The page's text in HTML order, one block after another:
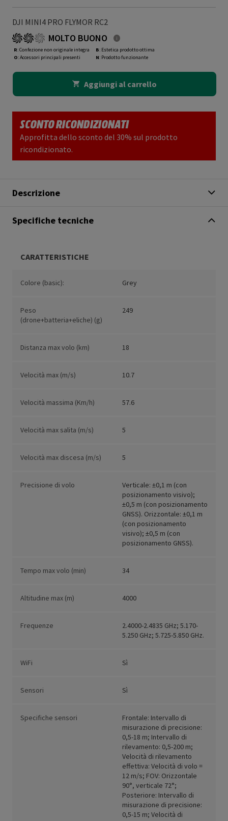
DJI MINI4 PRO FLYMOR RC2
MOLTO BUONO
R: Confezione non originale integra
O: Accessori principali presenti
B: Estetica prodotto ottima
N: Prodotto funzionante
Aggiungi al carrello
SCONTO RICONDIZIONATI
Approfitta dello sconto del 30% sul prodotto
ricondizionato.
Descrizione
Specifiche tecniche
CARATTERISTICHE
Colore (basic): Grey
Peso
(drone+batteria+eliche) (g)
249
Distanza max volo (km) 18
Velocità max (m/s) 10.7
Velocità massima (Km/h) 57.6
Velocità max salita (m/s) 5
Velocità max discesa (m/s) 5
Precisione di volo
Verticale: ±0,1 m (con
posizionamento visivo);
±0,5 m (con posizionamento
GNSS). Orizzontale: ±0,1 m
(con posizionamento
visivo); ±0,5 m (con
posizionamento GNSS).
Tempo max volo (min) 34
Altitudine max (m) 4000
Frequenze
2.4000-2.4835 GHz; 5.170-
5.250 GHz; 5.725-5.850 GHz.
WiFi Sì
Sensori Sì
Specifiche sensori
Frontale: Intervallo di
misurazione di precisione:
0,5-18 m; Intervallo di
rilevamento: 0,5-200 m;
Velocità di rilevamento
effettiva: Velocità di volo =
12 m/s; FOV: Orizzontale
90°, verticale 72°;
Posteriore: Intervallo di
misurazione di precisione:
0,5-15 m; Velocità di